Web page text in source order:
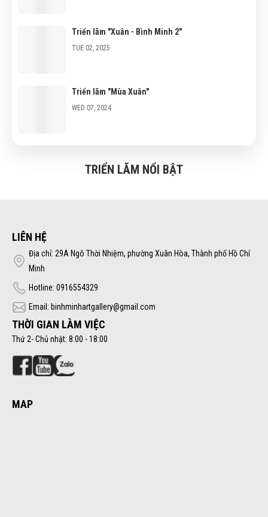
Triển lãm "Xuân - Bình Minh 2"
TUE 02, 2025
Triển lãm "Mùa Xuân"
WED 07, 2024
WED 07, 2024
TRIỂN LÃM NỔI BẬT
LIÊN HỆ
Địa chỉ: 29A Ngô Thời Nhiệm, phường Xuân Hòa, Thành phố Hồ Chí
Minh
Hotline: 0916554329
Email: binhminhartgallery@gmail.com
THỜI GIAN LÀM VIỆC
Thứ 2- Chủ nhật: 8:00 - 18:00
MAP